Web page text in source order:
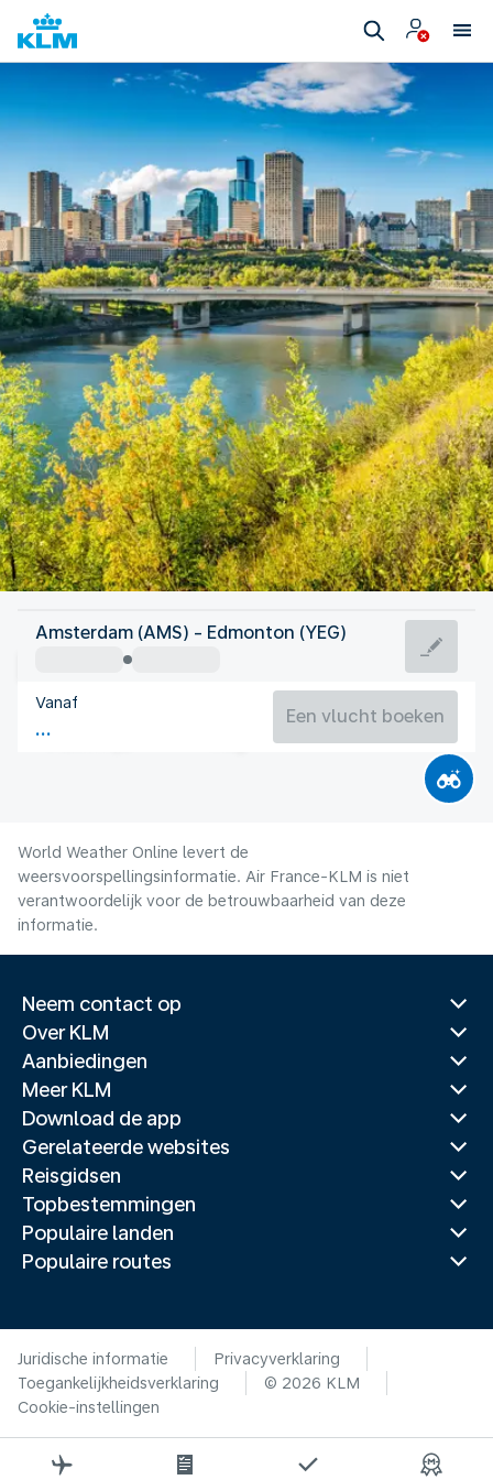
Canada
Edmonton
Canada
Vluchttijd
Amsterdam (AMS) - Edmonton (YEG)
Vanaf
Een vlucht boeken
World Weather Online levert de
weersvoorspellingsinformatie. Air France-KLM is niet
verantwoordelijk voor de betrouwbaarheid van deze
informatie.
Neem contact op
Over KLM
Aanbiedingen
Meer KLM
Download de app
Gerelateerde websites
Reisgidsen
Topbestemmingen
Populaire landen
Populaire routes
Juridische informatie
Privacyverklaring
Toegankelijkheidsverklaring
© 2026 KLM
Cookie-instellingen